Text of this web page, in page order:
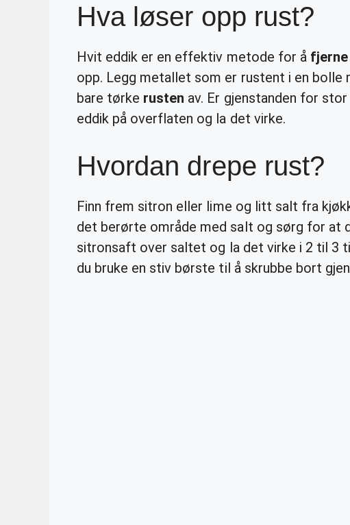
Hva løser opp rust?
Hvit eddik er en effektiv metode for å
opp. Legg metallet som er rustent i en bolle
bare tørke rusten av. Er gjenstanden for
eddik på overflaten og la det virke.
Hvordan drepe rust?
Finn frem sitron eller lime og litt salt fra
det berørte område med salt og sørg for at
sitronsaft over saltet og la det virke i 2 til 3
du bruke en stiv børste til å skrubbe bort